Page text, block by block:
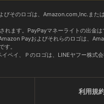
そのロゴは、Amazon.com,Inc.また
れます。PayPayマネーライトの出金は
Payおよびそれらのロゴは、
す。
ペイ、Ｐのロゴは、LINEヤフー株式
利用規